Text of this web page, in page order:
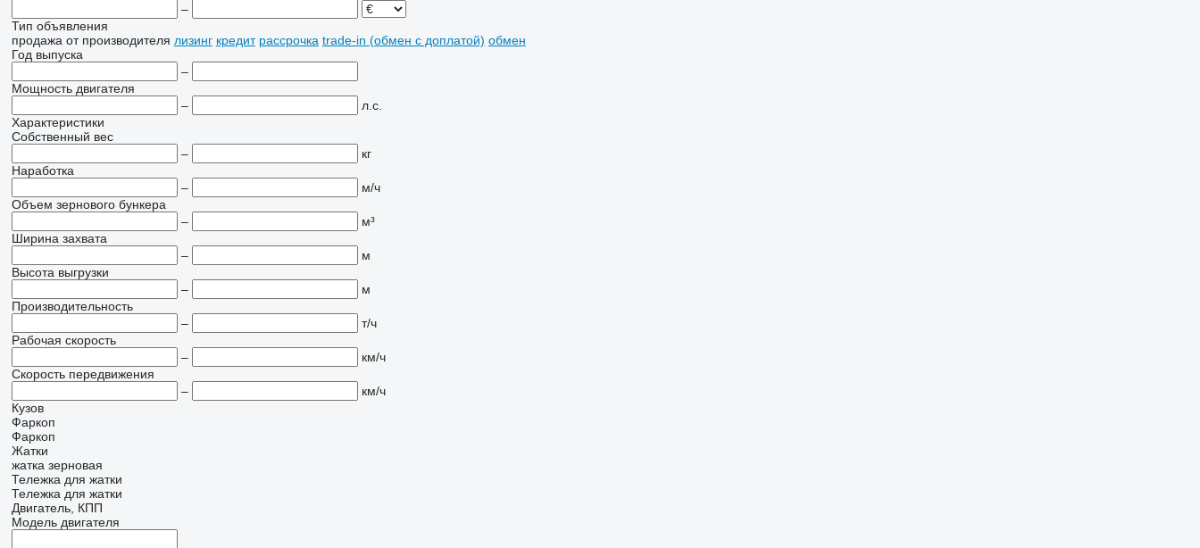
–
Тип объявления
продажа от производителя лизинг кредит рассрочка trade-in (обмен с доплатой) обмен
Год выпуска
–
Мощность двигателя
–
л.с.
Характеристики
Собственный вес
–
кг
Наработка
–
м/ч
Объем зернового бункера
–
м³
Ширина захвата
–
м
Высота выгрузки
–
м
Производительность
–
т/ч
Рабочая скорость
–
км/ч
Скорость передвижения
–
км/ч
Кузов
Фаркоп
Фаркоп
Жатки
жатка зерновая
Тележка для жатки
Тележка для жатки
Двигатель, КПП
Модель двигателя